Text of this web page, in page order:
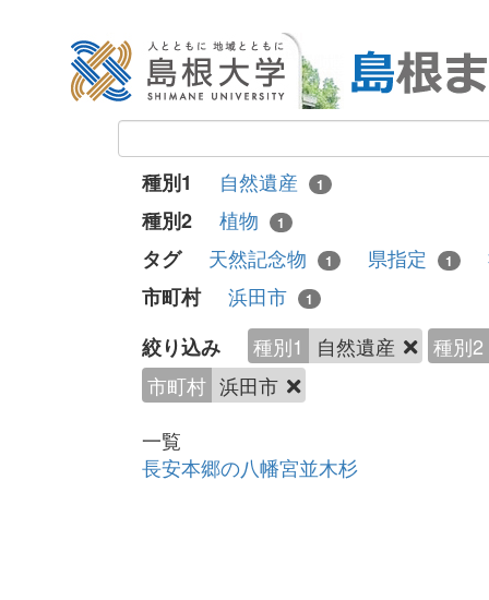
種別1 自然遺産 1
種別2 植物 1
タグ 天然記念物 1 県指定 1
市町村
浜田市 1
絞り込み 種別1 自然遺産
種別2
市町村 浜田市
一覧
長安本郷の八幡宮並木杉